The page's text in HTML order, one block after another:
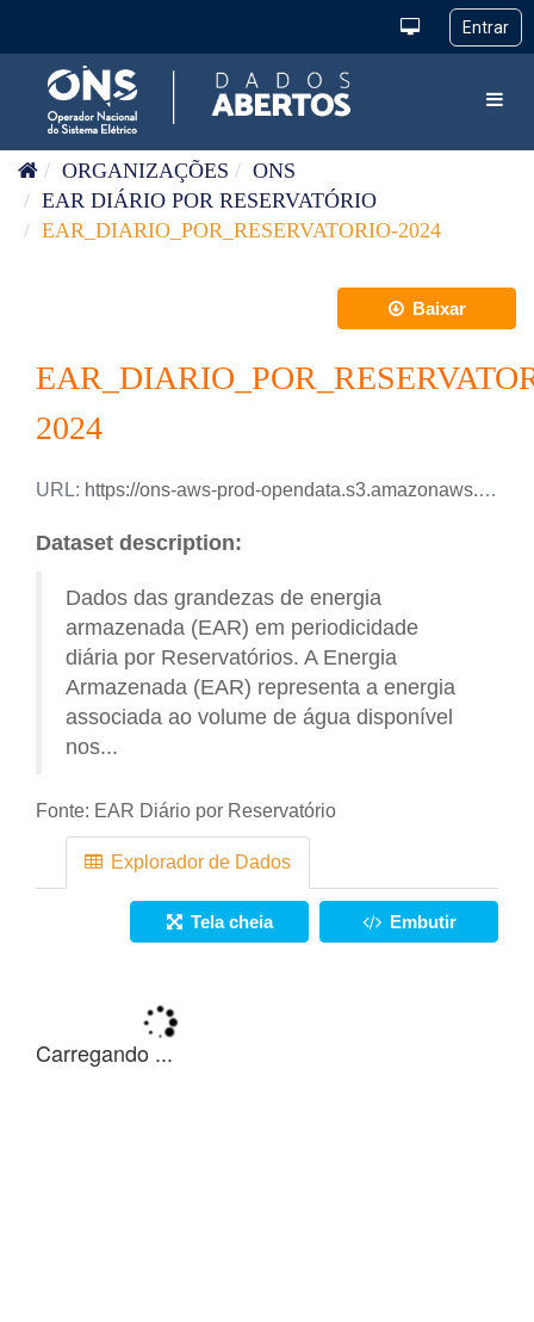
ORGANIZAÇÕES
ONS
EAR DIÁRIO POR RESERVATÓRIO
EAR_DIARIO_POR_RESERVATORIO-2024
Baixar
2024
URL: https://ons-aws-prod-opendata.s3.amazonaws.com/dataset/ear_reservatorio_di/EAR_DIARIO_RESERVATORIOS_2024.csv
Dataset description:
Dados das grandezas de energia
armazenada (EAR) em periodicidade
diária por Reservatórios. A Energia
Armazenada (EAR) representa a energia
associada ao volume de água disponível
nos...
Fonte: EAR Diário por Reservatório
Explorador de Dados
Tela cheia Embutir